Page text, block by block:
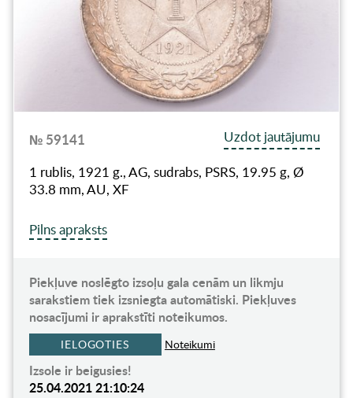
№ 59141
Uzdot jautājumu
1 rublis, 1921 g., AG, sudrabs, PSRS, 19.95 g, Ø
33.8 mm, AU, XF
Pilns apraksts
Piekļuve noslēgto izsoļu gala cenām un likmju
sarakstiem tiek izsniegta automātiski. Piekļuves
nosacījumi ir aprakstīti noteikumos.
IELOGOTIES Noteikumi
Izsole ir beigusies!
25.04.2021 21:10:24